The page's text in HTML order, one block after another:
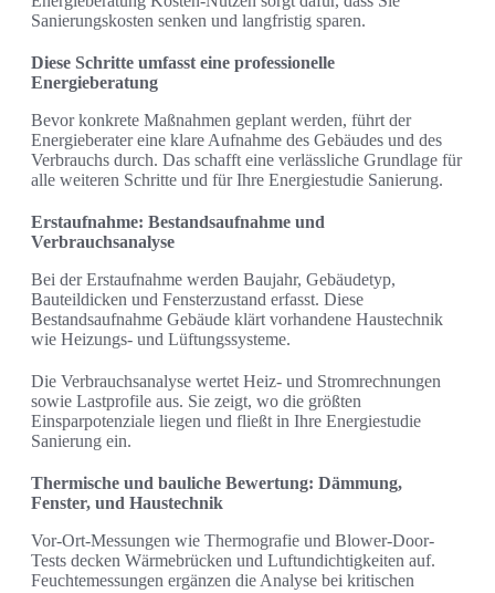
Sanierungskosten senken und langfristig sparen.
Diese Schritte umfasst eine professionelle
Energieberatung
Bevor konkrete Maßnahmen geplant werden, führt der
Energieberater eine klare Aufnahme des Gebäudes und des
Verbrauchs durch. Das schafft eine verlässliche Grundlage für
alle weiteren Schritte und für Ihre Energiestudie Sanierung.
Erstaufnahme: Bestandsaufnahme und
Verbrauchsanalyse
Bei der Erstaufnahme werden Baujahr, Gebäudetyp,
Bauteildicken und Fensterzustand erfasst. Diese
Bestandsaufnahme Gebäude klärt vorhandene Haustechnik
wie Heizungs- und Lüftungssysteme.
Die Verbrauchsanalyse wertet Heiz- und Stromrechnungen
sowie Lastprofile aus. Sie zeigt, wo die größten
Einsparpotenziale liegen und fließt in Ihre Energiestudie
Sanierung ein.
Thermische und bauliche Bewertung: Dämmung,
Fenster, und Haustechnik
Vor-Ort-Messungen wie Thermografie und Blower-Door-
Tests decken Wärmebrücken und Luftundichtigkeiten auf.
Feuchtemessungen ergänzen die Analyse bei kritischen